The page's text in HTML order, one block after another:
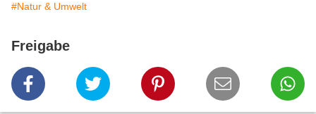
#Natur & Umwelt
Freigabe